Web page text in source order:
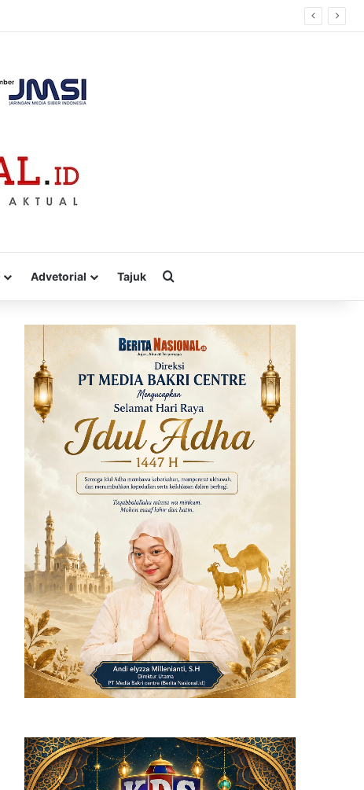
Advetorial Tajuk